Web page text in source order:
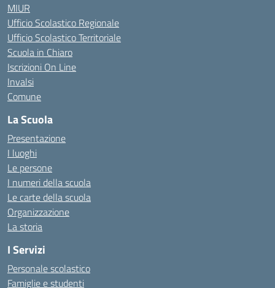
MIUR
Ufficio Scolastico Regionale
Ufficio Scolastico Territoriale
Scuola in Chiaro
Iscrizioni On Line
Invalsi
Comune
La Scuola
Presentazione
I luoghi
Le persone
I numeri della scuola
Le carte della scuola
Organizzazione
La storia
I Servizi
Personale scolastico
Famiglie e studenti